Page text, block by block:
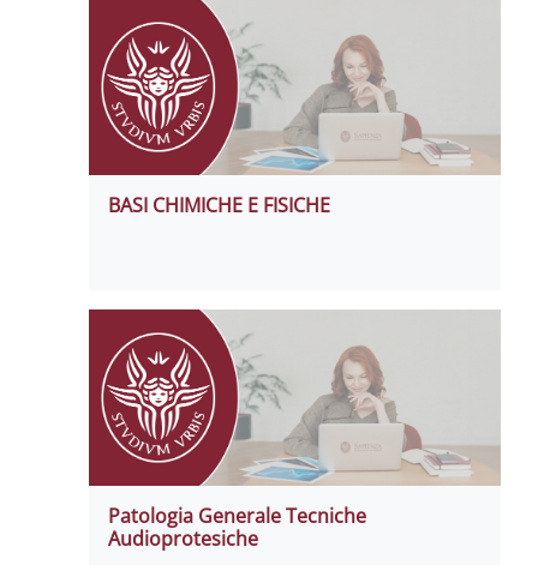
BASI CHIMICHE E FISICHE
Patologia Generale Tecniche
Audioprotesiche